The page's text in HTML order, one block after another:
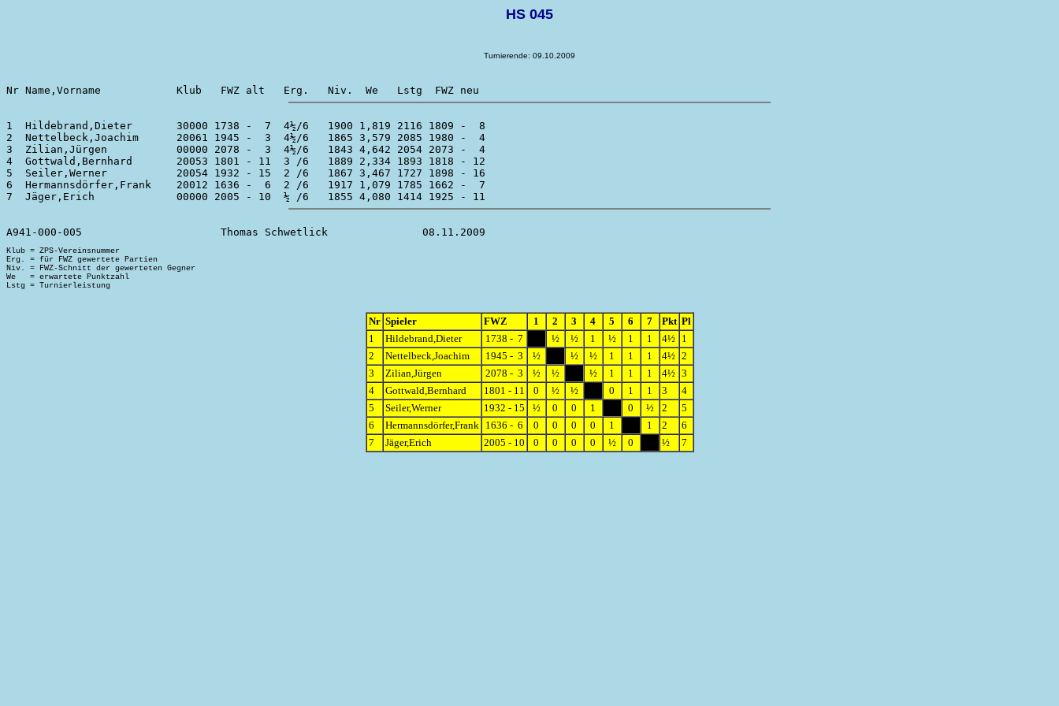
HS 045
Turnierende: 09.10.2009
1  Hildebrand,Dieter       30000 1738 -  7  4½/6   1900 1,819 2116 1809 -  8
2  Nettelbeck,Joachim      20061 1945 -  3  4½/6   1865 3,579 2085 1980 -  4
3  Zilian,Jürgen           00000 2078 -  3  4½/6   1843 4,642 2054 2073 -  4
4  Gottwald,Bernhard       20053 1801 - 11  3 /6   1889 2,334 1893 1818 - 12
5  Seiler,Werner           20054 1932 - 15  2 /6   1867 3,467 1727 1898 - 16
6  Hermannsdörfer,Frank    20012 1636 -  6  2 /6   1917 1,079 1785 1662 -  7
Klub = ZPS-Vereinsnummer
Erg. = für FWZ gewertete Partien
Niv. = FWZ-Schnitt der gewerteten Gegner
We   = erwartete Punktzahl
Nr Spieler FWZ 1 2 3 4 5 6 7 Pkt Pl
1
Hildebrand,Dieter 1738 - 7 ½ ½ 1 ½ 1 1 4½
1
2
Nettelbeck,Joachim 1945 - 3 ½ ½ ½ 1 1 1 4½ 2
3
Zilian,Jürgen 2078 - 3 ½ ½ ½ 1 1 1 4½ 3
4
Gottwald,Bernhard 1801 - 11 0 ½ ½ 0 1 1 3
4
5
Seiler,Werner 1932 - 15 ½ 0 0 1 0 ½ 2
5
6
Hermannsdörfer,Frank 1636 - 6 0 0 0 0 1 1 2
6
7
Jäger,Erich 2005 - 10 0 0 0 0 ½ 0 ½ 7